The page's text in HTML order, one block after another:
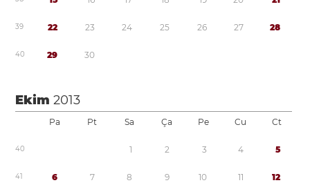
39 22 23 24 25 26 27 28
40 29 30
Ekim2013
Pa Pt Sa Ça Pe Cu Ct
40 1 2 3 4 5
41 6 7 8 9 10 11 12